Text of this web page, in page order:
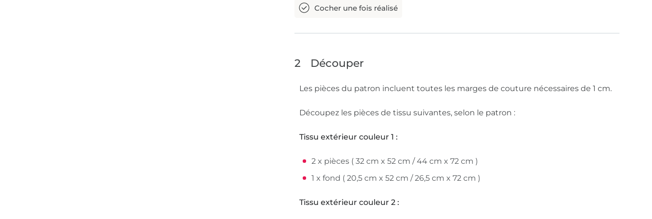
2 Découper
Les pièces du patron incluent toutes les marges de couture nécessaires de 1 cm.
Découpez les pièces de tissu suivantes, selon le patron :
Tissu extérieur couleur 1 :
2 x pièces ( 32 cm x 52 cm / 44 cm x 72 cm )
1 x fond ( 20,5 cm x 52 cm / 26,5 cm x 72 cm )
Tissu extérieur couleur 2 :